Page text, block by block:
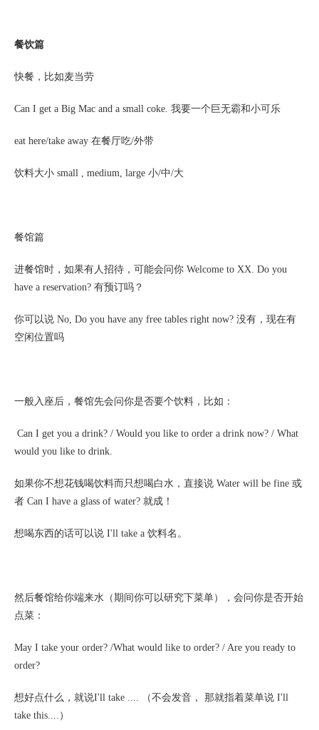
餐饮篇
快餐，比如麦当劳
Can I get a Big Mac and a small coke. 我要一个巨无霸和小可乐
eat here/take away 在餐厅吃/外带
饮料大小 small , medium, large 小/中/大
餐馆篇
进餐馆时，如果有人招待，可能会问你 Welcome to XX. Do you
have a reservation? 有预订吗？
你可以说 No, Do you have any free tables right now? 没有，现在有
空闲位置吗
一般入座后，餐馆先会问你是否要个饮料，比如：
Can I get you a drink? / Would you like to order a drink now? / What
would you like to drink.
如果你不想花钱喝饮料而只想喝白水，直接说 Water will be fine 或
者 Can I have a glass of water? 就成！
想喝东西的话可以说 I'll take a 饮料名。
然后餐馆给你端来水（期间你可以研究下菜单），会问你是否开始
点菜：
May I take your order? /What would like to order? / Are you ready to
order?
想好点什么，就说I'll take .... （不会发音， 那就指着菜单说 I'll
take this....）